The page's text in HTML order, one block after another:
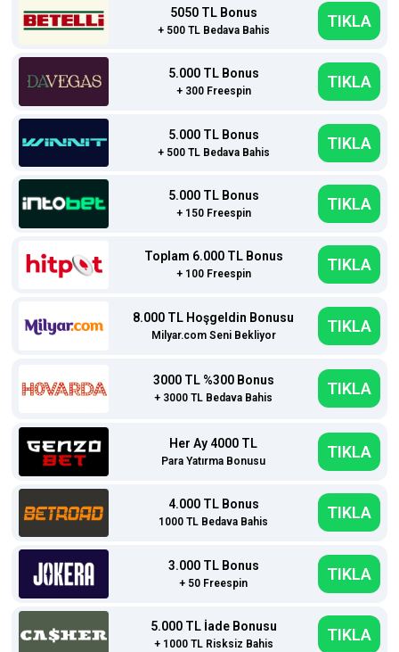
5050 TL Bonus
+ 500 TL Bedava Bahis TIKLA
5.000 TL Bonus
+ 300 Freespin TIKLA
5.000 TL Bonus
+ 500 TL Bedava Bahis TIKLA
5.000 TL Bonus
+ 150 Freespin TIKLA
Toplam 6.000 TL Bonus
+ 100 Freespin TIKLA
8.000 TL Hoşgeldin Bonusu
Milyar.com Seni Bekliyor TIKLA
3000 TL %300 Bonus
+ 3000 TL Bedava Bahis TIKLA
Her Ay 4000 TL
Para Yatırma Bonusu TIKLA
4.000 TL Bonus
1000 TL Bedava Bahis TIKLA
3.000 TL Bonus
+ 50 Freespin TIKLA
5.000 TL İade Bonusu
+ 1000 TL Risksiz Bahis TIKLA